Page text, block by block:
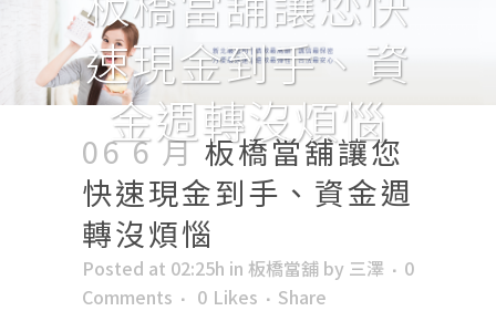
速現金到手、資
金週轉沒煩惱
06 6 月板橋當舖讓您
快速現金到手、資金週
轉沒煩惱
Posted at 02:25h in 板橋當舖 by 三澤
0
Comments
0 Likes
Share